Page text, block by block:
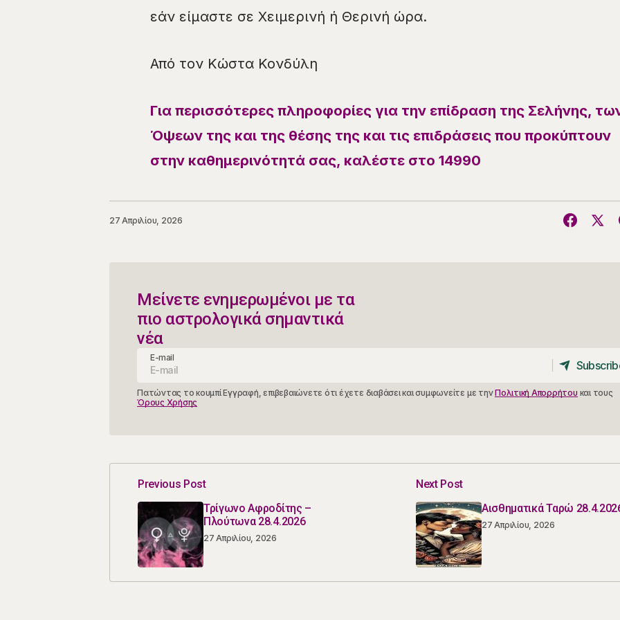
εάν είμαστε σε Χειμερινή ή Θερινή ώρα.
Από τον Κώστα Κονδύλη
Για περισσότερες πληροφορίες για την επίδραση της Σελήνης,
Όψεων της και της θέσης της και τις επιδράσεις που προκύπτουν
στην καθημερινότητά σας, καλέστε στο 14990
27 Απριλίου, 2026
Μείνετε ενημερωμένοι με τα
πιο αστρολογικά σημαντικά
νέα
E-mail
Πατώντας το κουμπί Εγγραφή, επιβεβαιώνετε ότι έχετε διαβάσει και συμφωνείτε με τηνΠολιτική Απορρήτου και τους
Όρους Χρήσης
Previous Post
Τρίγωνο Αφροδίτης –
Πλούτωνα 28.4.2026
27 Απριλίου, 2026
Next Post
Αισθηματικά Ταρώ
27 Απριλίου, 2026